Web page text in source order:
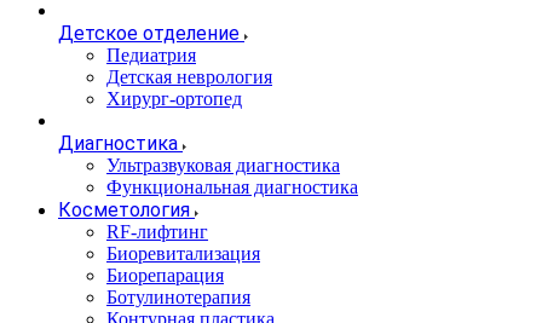
Детское отделение
Педиатрия
Детская неврология
Хирург-ортопед
Диагностика
Ультразвуковая диагностика
Функциональная диагностика
Косметология
RF-лифтинг
Биоревитализация
Биорепарация
Ботулинотерапия
Контурная пластика